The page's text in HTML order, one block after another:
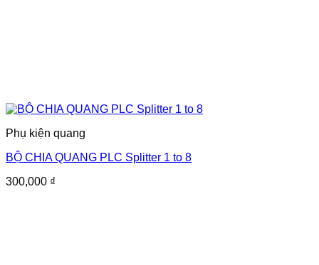
Phụ kiện quang
BỘ CHIA QUANG PLC Splitter 1 to 8
300,000 ₫